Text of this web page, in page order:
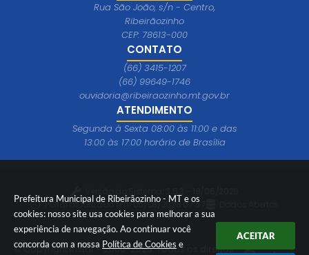
Prefeitura Municipal de Ribeirãozinho - MT e os
cookies: nosso site usa cookies para melhorar a sua
experiência de navegação. Ao continuar você
concorda com a nossa Política de Cookies e
ACEITAR
Rua São João, s/n - Centro,
Ribeirãozinho
CEP: 78613-000
CONTATO
(66) 3415-1207
(66) 99649-1746
ouvidoria@ribeiraozinho.mt.gov.br
ATENDIMENTO
Segunda à Sexta 08:00 às 11:00 e das
13:00 às 17:00 horário de Brasília
Portal atualizado em:05/08/2026 07:57
© Copyright Instar - 2006-2026. Todos os direitos